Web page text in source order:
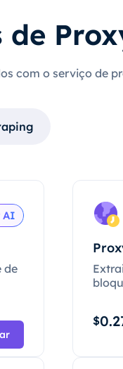
de
com o serviço de
AI
de
$